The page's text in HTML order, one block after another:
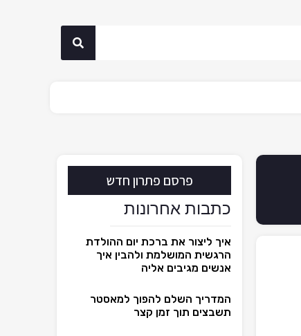
פרסם פתרון חדש
כתבות אחרונות
איך ליצור את ברכת יום ההולדת
הרגשית המושלמת ולהבין איך
אנשים מגיבים אליה
המדריך השלם להפוך למאסטר
תשבצים תוך זמן קצר